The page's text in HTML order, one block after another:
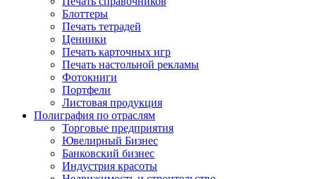
Блоттеры
Печать тетрадей
Ценники
Печать карточных игр
Печать настольной рекламы
Фотокниги
Портфели
Листовая продукция
Полиграфия по отраслям
Торговые предприятия
Ювелирный Бизнес
Банковский бизнес
Индустрия красоты